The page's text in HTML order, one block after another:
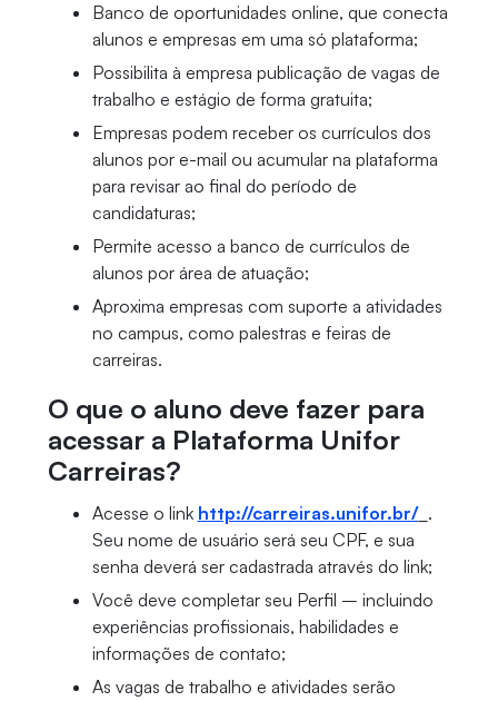
Banco de oportunidades online, que conecta
alunos e empresas em uma só plataforma;
Possibilita à empresa publicação de vagas de
trabalho e estágio de forma gratuita;
Empresas podem receber os currículos dos
alunos por e-mail ou acumular na plataforma
para revisar ao final do período de
candidaturas;
Permite acesso a banco de currículos de
alunos por área de atuação;
Aproxima empresas com suporte a atividades
no campus, como palestras e feiras de
carreiras.
O que o aluno deve fazer para
acessar a Plataforma Unifor
Carreiras?
Acesse o link http://carreiras.unifor.br/ .
Seu nome de usuário será seu CPF, e sua
senha deverá ser cadastrada através do link;
Você deve completar seu Perfil – incluindo
experiências profissionais, habilidades e
informações de contato;
As vagas de trabalho e atividades serão